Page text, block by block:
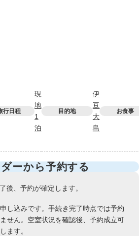
行日程
現
地
1
泊
目的地
伊
豆
大
島
お食事
ーから予約する
後、予約が確定します。
し込みです。手続き完了時点では予約
せん。空室状況を確認後、予約成立可
ます。